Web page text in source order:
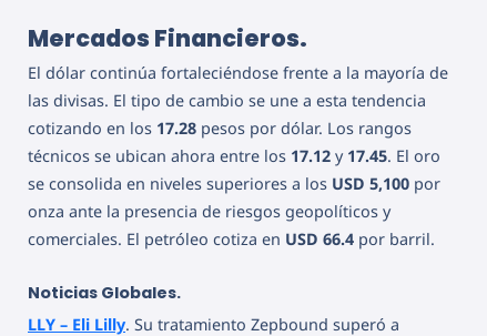
Mercados Financieros.
El dólar continúa fortaleciéndose frente a la mayoría de
las divisas. El tipo de cambio se une a esta tendencia
cotizando en los 17.28 pesos por dólar. Los rangos
técnicos se ubican ahora entre los 17.12 y 17.45. El oro
se consolida en niveles superiores a los USD 5,100 por
onza ante la presencia de riesgos geopolíticos y
comerciales. El petróleo cotiza en USD 66.4 por barril.
Noticias Globales.
LLY – Eli Lilly. Su tratamiento Zepbound superó a